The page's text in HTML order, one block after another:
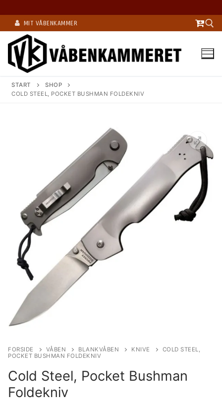
Spring
til
indhold
MIT VÅBENKAMMER
Søg efter:
START
SHOP
COLD STEEL, POCKET BUSHMAN FOLDEKNIV
FORSIDE VÅBEN BLANKVÅBEN KNIVE
COLD STEEL,
POCKET BUSHMAN FOLDEKNIV
Cold Steel, Pocket Bushman
Foldekniv